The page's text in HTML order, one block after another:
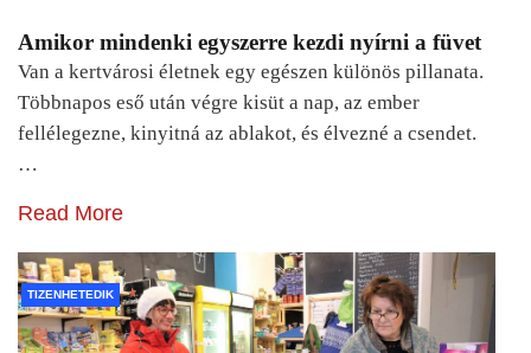
Amikor mindenki egyszerre kezdi nyírni a füvet
Van a kertvárosi életnek egy egészen különös pillanata.
Többnapos eső után végre kisüt a nap, az ember
fellélegezne, kinyitná az ablakot, és élvezné a csendet.
…
Read More
TIZENHETEDIK